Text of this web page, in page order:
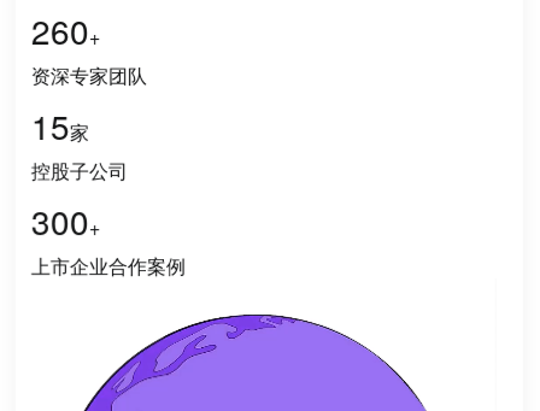
260+
资深专家团队
15家
控股子公司
300+
上市企业合作案例